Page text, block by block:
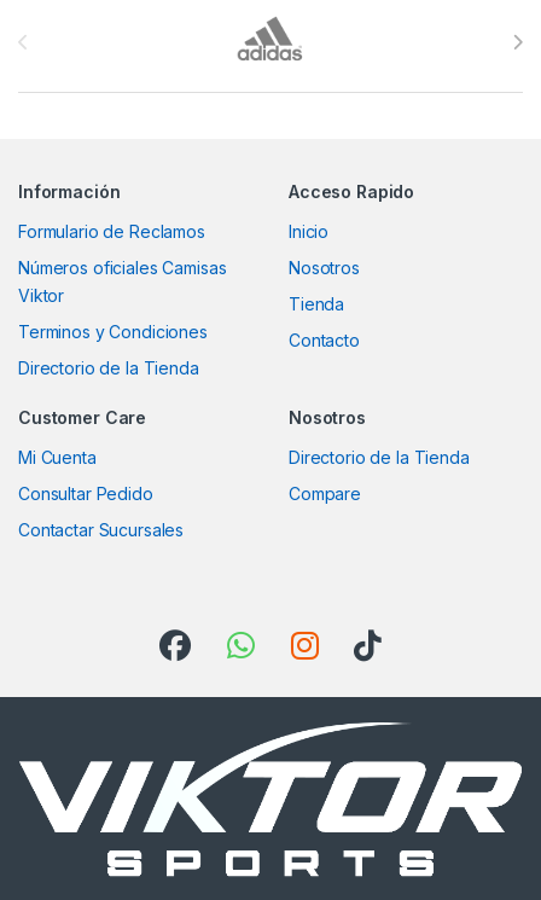
Información
Formulario de Reclamos
Números oficiales Camisas
Viktor
Terminos y Condiciones
Directorio de la Tienda
Acceso Rapido
Inicio
Nosotros
Tienda
Contacto
Customer Care
Mi Cuenta
Consultar Pedido
Contactar Sucursales
Nosotros
Directorio de la Tienda
Compare